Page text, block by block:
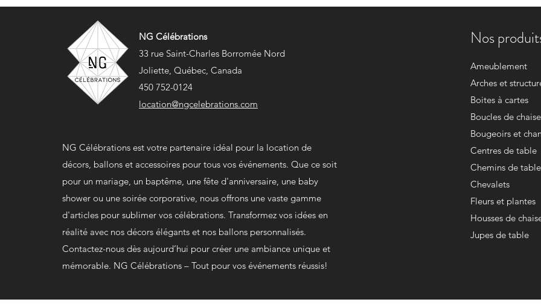
NG Célébrations
33 rue Saint-Charles Borromée Nord
Joliette, Québec, Canada
450 752-0124
location@ngcelebrations.com
NG Célébrations est votre partenaire idéal pour la location de
décors, ballons et accessoires pour tous vos événements. Que ce soit
pour un mariage, un baptême, une fête d'anniversaire, une baby
shower ou une soirée corporative, nous offrons une vaste gamme
d'articles pour sublimer vos célébrations. Transformez vos idées en
réalité avec nos décors élégants et nos ballons personnalisés.
Contactez-nous dès aujourd’hui pour créer une ambiance unique et
mémorable. NG Célébrations – Tout pour vos événements réussis!
Nos
Ameublement
Arches et
Boites à cartes
Boucles de chaise
Bougeoirs et
Centres de table
Chemins de table
Chevalets
Fleurs et plantes
Housses de
Jupes de table